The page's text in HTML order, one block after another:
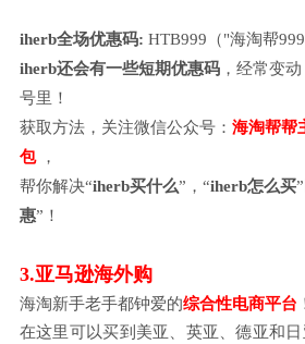
iherb全场优惠码: HTB999（"海淘帮
iherb还会有一些短期优惠码，经常变
号里 ！
获取方法，关注微信公众号： 海淘帮帮
包
，
帮你解决“iherb买什么”，“iherb怎么买
惠”！
3.亚马逊海外购
海淘新手老手都钟爱的综合性电商平台
在这里可以买到美亚、英亚、德亚和日